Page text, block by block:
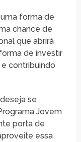
forma de
chance de
que abrirá
de investir
contribuindo
se
Jovem
porta de
essa